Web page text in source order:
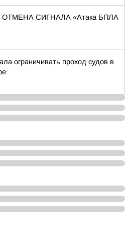
ОТМЕНА СИГНАЛА «Атака БПЛА
ограничивать проход судов в